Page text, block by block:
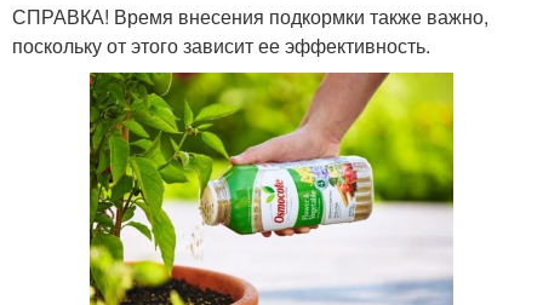
СПРАВКА! Время внесения подкормки также важно,
поскольку от этого зависит ее эффективность.